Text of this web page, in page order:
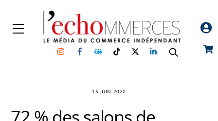
content
Menu
InstagramFacebookGroupe
Facebook
TikTokTwitterLinkedin
15 JUIN 2020